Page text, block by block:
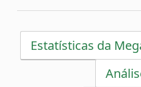
Estatísticas da